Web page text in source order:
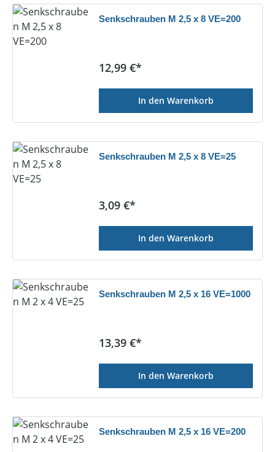
Senkschrauben M 2,5 x 8 VE=200
Regulärer Preis:
12,99 €*
In den Warenkorb
Senkschrauben M 2,5 x 8 VE=25
Regulärer Preis:
3,09 €*
In den Warenkorb
Senkschrauben M 2,5 x 16 VE=1000
Regulärer Preis:
13,39 €*
In den Warenkorb
Senkschrauben M 2,5 x 16 VE=200